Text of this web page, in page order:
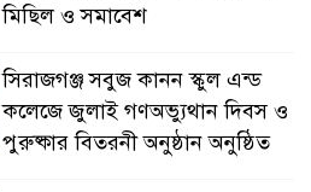
মিছিল ও সমাবেশ
সিরাজগঞ্জ সবুজ কানন স্কুল এন্ড
কলেজে জুলাই গণঅভ্যুথান দিবস ও
পুরুষ্কার বিতরনী অনুষ্ঠান অনুষ্ঠিত